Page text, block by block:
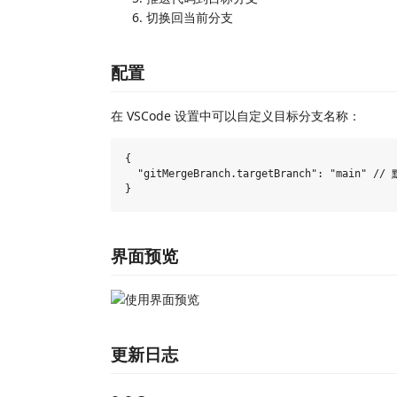
切换回当前分支
配置
在 VSCode 设置中可以自定义目标分支名称：
{
"gitMergeBranch.targetBranch": "main" //
界面预览
更新日志